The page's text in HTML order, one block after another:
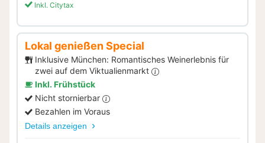
Inkl. Citytax
Lokal genießen Special
Inklusive München: Romantisches Weinerlebnis für
zwei auf dem Viktualienmarkt
Inkl. Frühstück
Nicht stornierbar
Bezahlen im Voraus
Details anzeigen